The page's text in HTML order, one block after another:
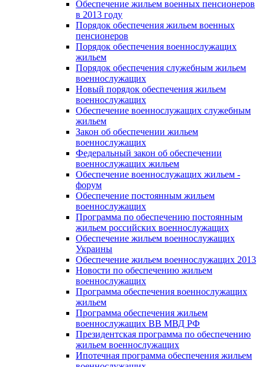
Обеспечение жильем военных пенсионеров
в 2013 году
Порядок обеспечения жильем военных
пенсионеров
Порядок обеспечения военнослужащих
жильем
Порядок обеспечения служебным жильем
военнослужащих
Новый порядок обеспечения жильем
военнослужащих
Обеспечение военнослужащих служебным
жильем
Закон об обеспечении жильем
военнослужащих
Федеральный закон об обеспечении
военнослужащих жильем
Обеспечение военнослужащих жильем -
форум
Обеспечение постоянным жильем
военнослужащих
Программа по обеспечению постоянным
жильем российских военнослужащих
Обеспечение жильем военнослужащих
Украины
Обеспечение жильем военнослужащих 2013
Новости по обеспечению жильем
военнослужащих
Программа обеспечения военнослужащих
жильем
Программа обеспечения жильем
военнослужащих ВВ МВД РФ
Президентская программа по обеспечению
жильем военнослужащих
Ипотечная программа обеспечения жильем